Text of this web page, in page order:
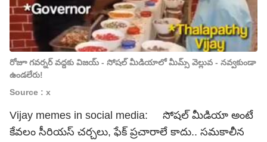
రోజూ గవర్నర్ వద్దకు విజయ్ - సోషల్ మీడియాలో మీమ్స్ వెల్లువ - నవ్వకుండా
ఉండలేరు!
Source : x
Vijay memes in social media: సోషల్ మీడియా అంటే
కేవలం సీరియస్ చర్చలు, ఫేక్ ప్రచారాలే కాదు.. సమకాలీన